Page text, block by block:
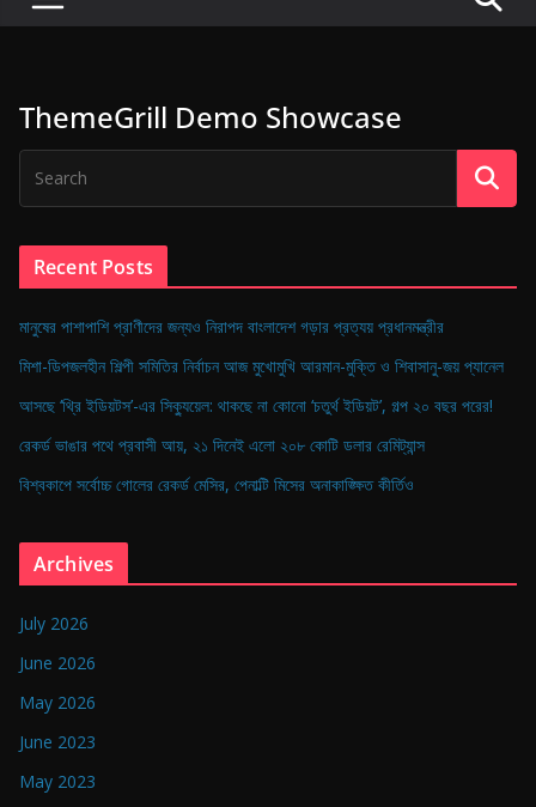
s
e
f
D
i
g
a
l
B
n
g
ThemeGrill Demo Showcase
Recent Posts
মানুষের পাশাপাশি প্রাণীদের জন্যও নিরাপদ বাংলাদেশ গড়ার প্রত্যয় প্রধানমন্ত্রীর
মিশা-ডিপজলহীন শিল্পী সমিতির নির্বাচন আজ মুখোমুখি আরমান-মুক্তি ও শিবাসানু-জয় প্যানেল
আসছে ‘থ্রি ইডিয়টস’-এর সিক্যুয়েল: থাকছে না কোনো ‘চতুর্থ ইডিয়ট’, গল্প ২০ বছর পরের!
রেকর্ড ভাঙার পথে প্রবাসী আয়, ২১ দিনেই এলো ২০৮ কোটি ডলার রেমিট্যান্স
বিশ্বকাপে সর্বোচ্চ গোলের রেকর্ড মেসির, পেনাল্টি মিসের অনাকাঙ্ক্ষিত কীর্তিও
Archives
July 2026
June 2026
May 2026
June 2023
May 2023